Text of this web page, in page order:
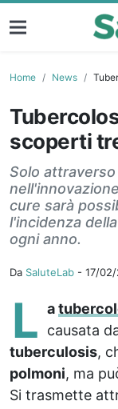
Home News
scoperti
Solo
cure sarà
l'incidenza
ogni anno.
Da SaluteLab - 17/
L a
causata
tuberculosis,
polmoni, ma
Si trasmette